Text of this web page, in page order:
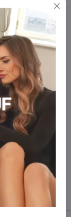
einen5 %
als wir
Ware für Sie